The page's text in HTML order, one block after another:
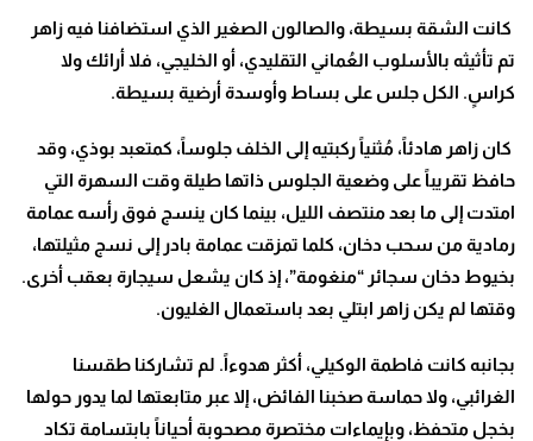
كانت الشقة بسيطة، والصالون الصغير الذي استضافنا فيه زاهر
تم تأثيثه بالأسلوب العُماني التقليدي، أو الخليجي، فلا أرائك ولا
كراسٍ. الكل جلس على بساط وأوسدة أرضية بسيطة.
كان زاهر هادئاً، مُثنياً ركبتيه إلى الخلف جلوساً، كمتعبد بوذي، وقد
حافظ تقريباً على وضعية الجلوس ذاتها طيلة وقت السهرة التي
امتدت إلى ما بعد منتصف الليل، بينما كان ينسج فوق رأسه عمامة
رمادية من سحب دخان، كلما تمزقت عمامة بادر إلى نسج مثيلتها،
بخيوط دخان سجائر “منغومة”، إذ كان يشعل سيجارة بعقب أخرى.
وقتها لم يكن زاهر ابتلي بعد باستعمال الغليون.
بجانبه كانت فاطمة الوكيلي، أكثر هدوءاً. لم تشاركنا طقسنا
الغرائبي، ولا حماسة صخبنا الفائض، إلا عبر متابعتها لما يدور حولها
بخجل متحفظ، وبإيماءات مختصرة مصحوبة أحياناً بابتسامة تكاد